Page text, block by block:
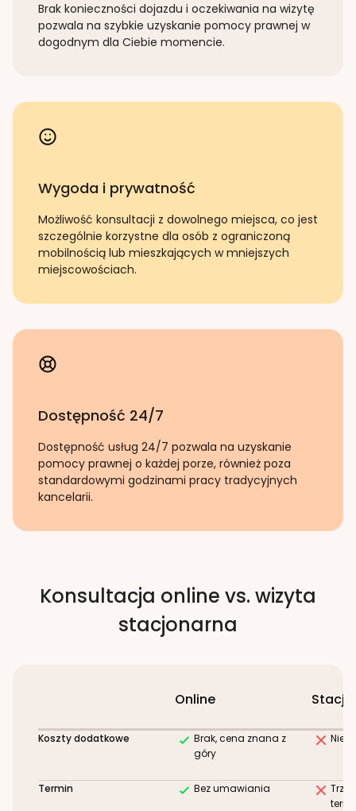
Brak konieczności dojazdu i oczekiwania na wizytę
pozwala na szybkie uzyskanie pomocy prawnej w
dogodnym dla Ciebie momencie.
Wygoda i prywatność
Możliwość konsultacji z dowolnego miejsca, co jest
szczególnie korzystne dla osób z ograniczoną
mobilnością lub mieszkających w mniejszych
miejscowościach.
Dostępność 24/7
Dostępność usług 24/7 pozwala na uzyskanie
pomocy prawnej o każdej porze, również poza
standardowymi godzinami pracy tradycyjnych
kancelarii.
Konsultacja online vs. wizyta
stacjonarna
Online
Koszty dodatkowe
Brak, cena znana z
góry
Termin Bez umawiania